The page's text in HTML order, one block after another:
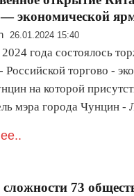
— экономической
26.01.2024 15:40
года состоялось
Российской торгово -
на которой
мэра города Чунцин
73